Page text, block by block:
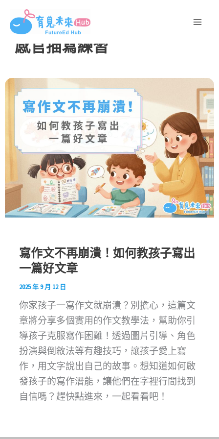
容
感官描寫練習
寫作文不再崩潰！如何教孩子寫出
一篇好文章
2025 年 9 月 12 日
你家孩子一寫作文就崩潰？別擔心，這篇文
章將分享多個實用的作文教學法，幫助你引
導孩子克服寫作困難！透過圖片引導、角色
扮演與倒敘法等有趣技巧，讓孩子愛上寫
作，用文字說出自己的故事。想知道如何啟
發孩子的寫作潛能，讓他們在字裡行間找到
自信嗎？趕快點進來，一起看看吧！